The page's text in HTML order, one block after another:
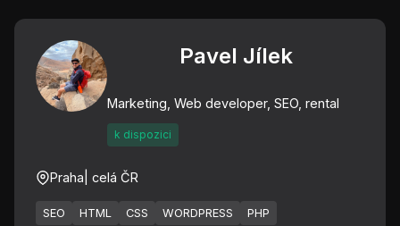
Pavel Jílek
Marketing, Web developer, SEO, rental
k dispozici
Praha | celá ČR
SEO HTML CSS WORDPRESS PHP